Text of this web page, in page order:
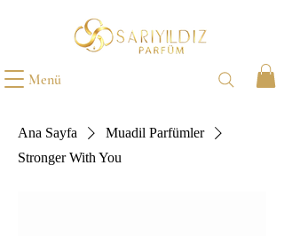
Menü
Ana Sayfa
Muadil Parfümler
Stronger With You